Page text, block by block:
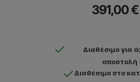
391,00 €
Διαθέσιμο για
αποστολή
Διαθέσιμο στο